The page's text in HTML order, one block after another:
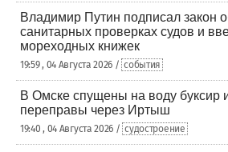
Владимир Путин подписал закон
санитарных проверках судов и
мореходных книжек
19:59 , 04 Августа 2026 / события
В Омске спущены на воду буксир
переправы через Иртыш
19:40 , 04 Августа 2026 / судостроение